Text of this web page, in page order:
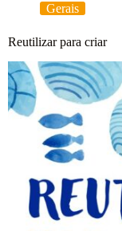
Gerais
Reutilizar para criar